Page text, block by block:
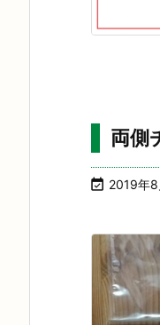
両側
 2019年8